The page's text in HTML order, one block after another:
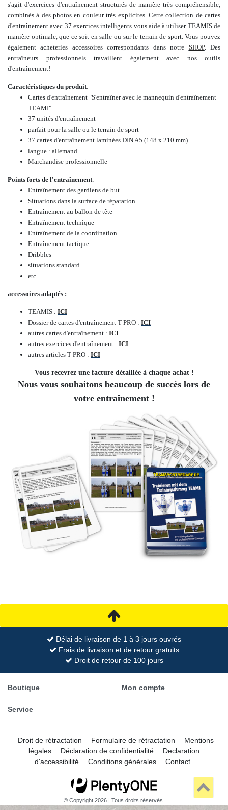
s'agit d'exercices d'entraînement structurés de manière très compréhensible,
combinés à des photos en couleur très explicites.Cette collection de cartes
d'entraînement avec 37 exercices intelligents vous aide à utiliser TEAMIS de
manière optimale, que cesoit en salle ou sur le terrain de sport. Vous pouvez
également acheterles accessoires correspondants dans notre SHOP.Des
entraîneurs professionnels travaillent également avec nos outils
d'entraînement!
Caractéristiques du produit:
Cartes d'entraînement "S'entraîner avec le mannequin d'entraînement
TEAMI".
37 unités d'entraînement
parfait pour la salle ou le terrain de sport
37 cartes d'entraînement laminées DIN A5 (148 x 210 mm)
langue : allemand
Marchandise professionnelle
Points forts de l'entraînement:
Entraînement des gardiens de but
Situations dans la surface de réparation
Entraînement au ballon de tête
Entraînement technique
Entraînement de la coordination
Entraînement tactique
Dribbles
situations standard
etc.
accessoires adaptés :
TEAMIS : ICI
Dossier de cartes d'entraînement T-PRO : ICI
autres cartes d'entraînement : ICI
autres exercices d'entraînement : ICI
autres articles T-PRO : ICI
Vous recevrez une facture détaillée à chaque achat !
Nous vous souhaitons beaucoup de succès lors de
votre entraînement !
Délai de livraison de 1 à 3 jours ouvrés
Frais de livraison et de retour gratuits
Droit de retour de 100 jours
Boutique Mon compte
Service
Droit de rétractation Formulaire de rétractation
Mentions
légales
Déclaration de confidentialité
Declaration
d'accessibilité
Conditions générales Contact
© Copyright 2026 | Tous droits réservés.